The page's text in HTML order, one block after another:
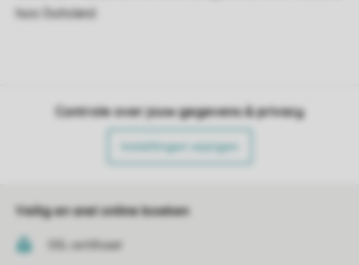
huis Duitsland.
Controle over jouw gegevens & privacy
Instellingen wijzigen
Veilig en snel online boeken
SSL certificaat